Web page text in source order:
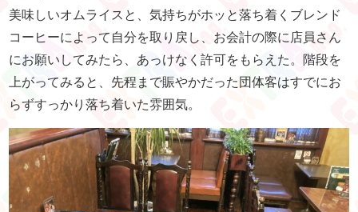
美味しいオムライスと、気持ちがホッと落ち着くブレンド
コーヒーによって自分を取り戻し、お会計の際に店員さん
にお願いしてみたら、あっけなく許可をもらえた。階段を
上がってみると、先程まで賑やかだった団体客はすでにお
らずすっかり落ち着いた雰囲気。